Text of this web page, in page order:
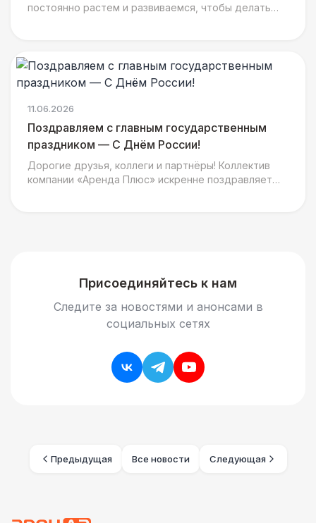
постоянно растем и развиваемся, чтобы делать
11.06.2026
Поздравляем с главным государственным
праздником — С Днём России!
Дорогие друзья, коллеги и партнёры! Коллектив
компании «Аренда Плюс» искренне поздравляет
Присоединяйтесь к нам
Следите за новостями и анонсами в
социальных сетях
Предыдущая Все новости Следующая